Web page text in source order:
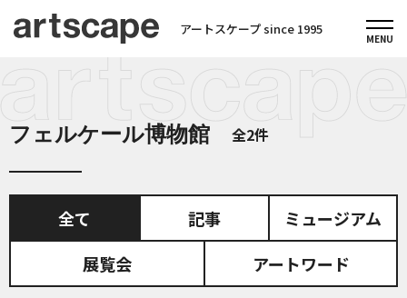
アートスケープ since 1995
フェルケール博物館 全2件
全て 記事
ミュージアム
展覧会
アートワード